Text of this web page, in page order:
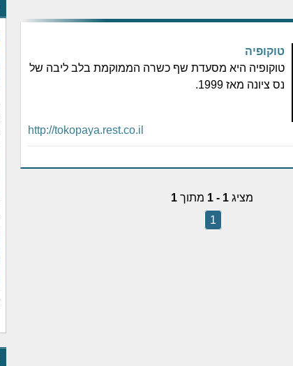
טוקופיה
טוקופיה היא מסעדת שף כשרה הממוקמת בלב ליבה של
נס ציונה מאז 1999.
http://tokopaya.rest.co.il
מציג 1 - 1 מתוך 1
1